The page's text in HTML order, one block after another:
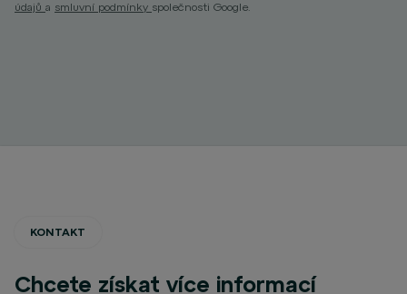
údajů a smluvní podmínky společnosti Google.
KONTAKT
Chcete získat více informací